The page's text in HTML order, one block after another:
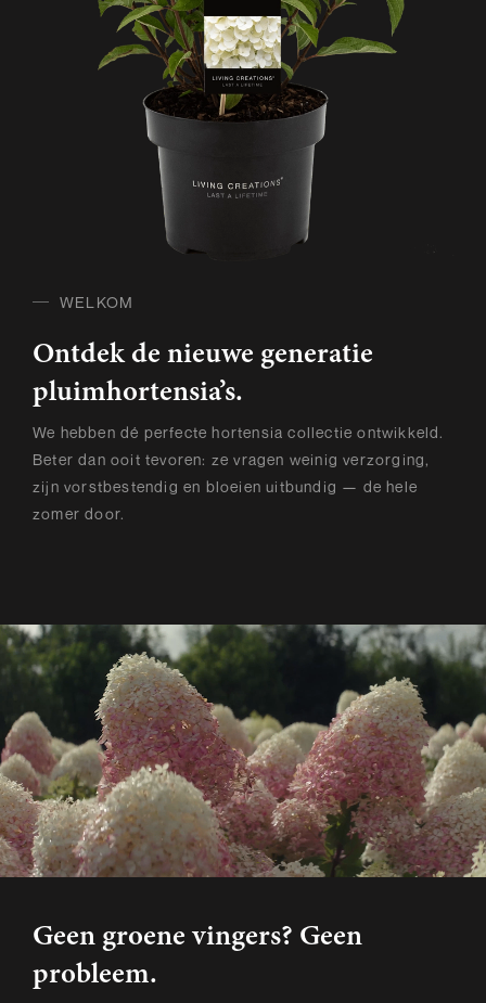
WELKOM
Ontdek de nieuwe generatie
pluimhortensia’s.
We hebben dé perfecte hortensia collectie ontwikkeld.
Beter dan ooit tevoren: ze vragen weinig verzorging,
zijn vorstbestendig en bloeien uitbundig — de hele
zomer door.
Geen groene vingers? Geen
probleem.